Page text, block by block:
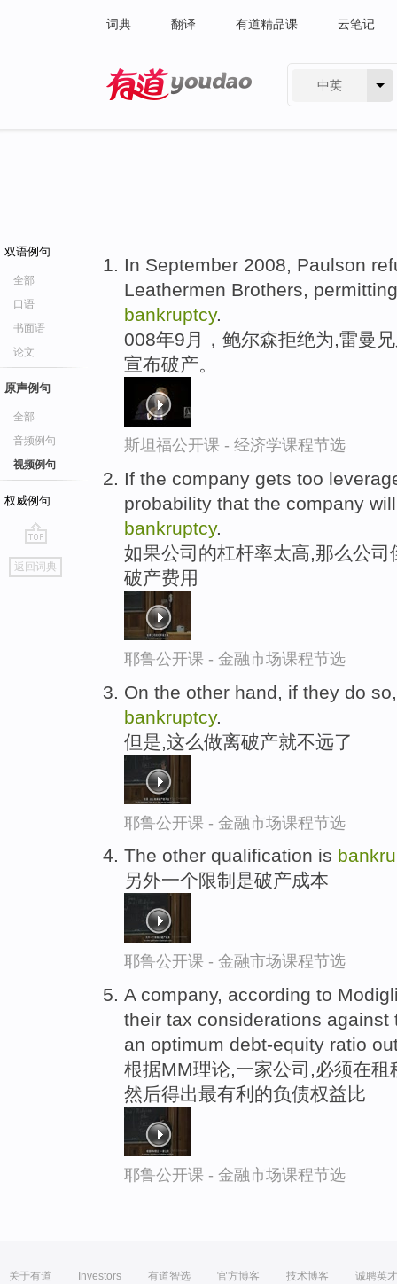
词典 翻译 有道精品课 云笔记
中英
双语例句
全部
口语
书面语
论文
原声例句
全部
音频例句
视频例句
权威例句
go
top
返回词典
In September 2008, Paulson
Leathermen Brothers,
bankruptcy.
008年9月，鲍尔森拒绝为,雷曼
宣布破产。
斯坦福公开课 - 经济学课程节选
If the company gets too
probability that the company
bankruptcy.
如果公司的杠杆率太高,那么公
破产费用
耶鲁公开课 - 金融市场课程节选
On the other hand, if they do
bankruptcy.
但是,这么做离破产就不远了
耶鲁公开课 - 金融市场课程节选
The other qualification is
另外一个限制是破产成本
耶鲁公开课 - 金融市场课程节选
A company, according to
their tax considerations
an optimum debt-equity ratio
根据MM理论,一家公司,必须在
然后得出最有利的负债权益比
耶鲁公开课 - 金融市场课程节选
关于有道 Investors 有道智选 官方博客 技术博客 诚聘英才